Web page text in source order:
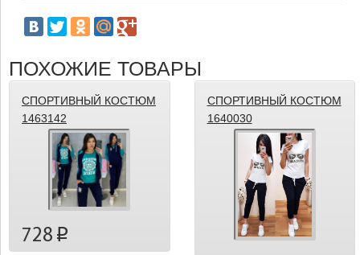
ПОХОЖИЕ ТОВАРЫ
СПОРТИВНЫЙ КОСТЮМ
1463142
728 p
СПОРТИВНЫЙ КОСТЮМ
1640030